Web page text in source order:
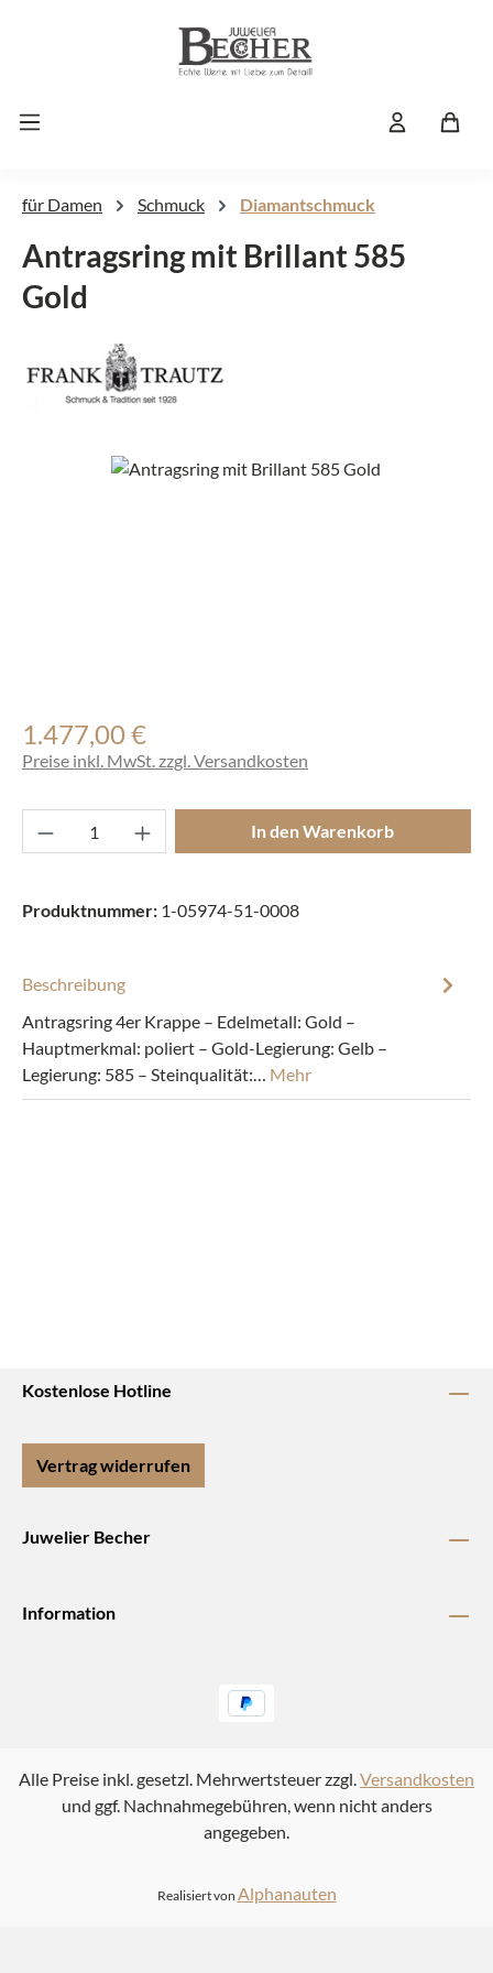
Zum Hauptinhalt springen
für Damen Schmuck Diamantschmuck
Antragsring mit Brillant 585
Gold
Bildergalerie überspringen
Regulärer Preis:
1.477,00 €
Preise inkl. MwSt. zzgl. Versandkosten
Produkt Anzahl: Gib den gewünschten
In den Warenkorb
Produktnummer: 1-05974-51-0008
Beschreibung
Antragsring 4er Krappe – Edelmetall: Gold –
Hauptmerkmal: poliert – Gold-Legierung: Gelb –
Legierung: 585 – Steinqualität:… Mehr
Kostenlose Hotline
Vertrag widerrufen
Juwelier Becher
Information
Alle Preise inkl. gesetzl. Mehrwertsteuer zzgl.Versandkosten
und ggf. Nachnahmegebühren, wenn nicht anders
angegeben.
Realisiert von Alphanauten